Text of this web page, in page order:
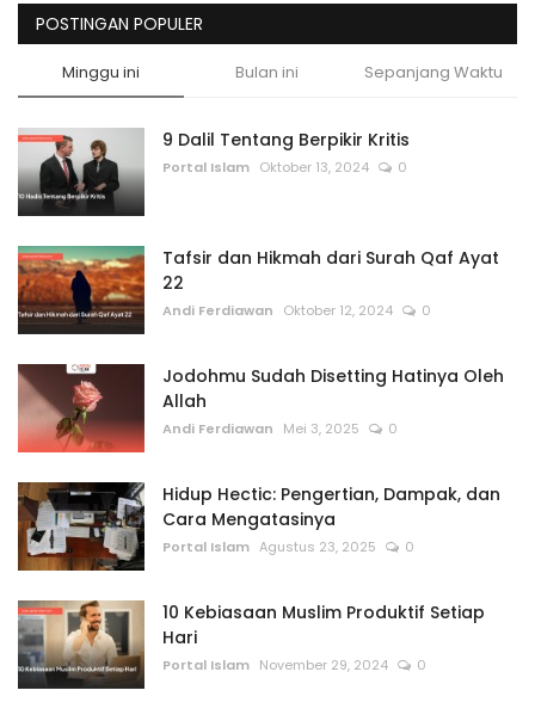
POSTINGAN POPULER
Minggu ini Bulan ini Sepanjang Waktu
9 Dalil Tentang Berpikir Kritis
Portal Islam Oktober 13, 2024 0
Tafsir dan Hikmah dari Surah Qaf Ayat
22
Andi Ferdiawan Oktober 12, 2024 0
Jodohmu Sudah Disetting Hatinya Oleh
Allah
Andi Ferdiawan Mei 3, 2025 0
Hidup Hectic: Pengertian, Dampak, dan
Cara Mengatasinya
Portal Islam Agustus 23, 2025 0
10 Kebiasaan Muslim Produktif Setiap
Hari
Portal Islam November 29, 2024 0